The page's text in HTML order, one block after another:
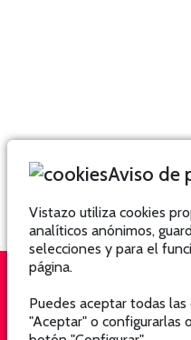
QUIÉNES SOMOS
Aviso de
Vistazo utiliza cookies
analíticos anónimos,
selecciones y para el
página.
Puedes aceptar todas
"Aceptar" o configurarlas